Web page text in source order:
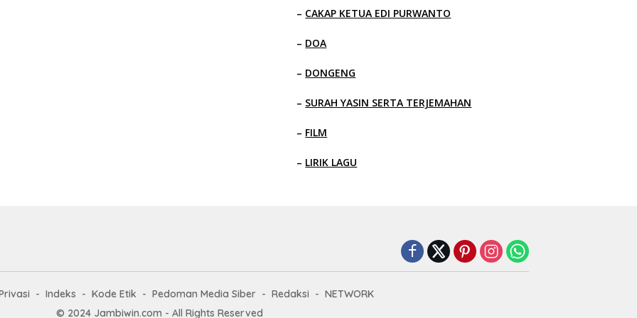
– CAKAP KETUA EDI PURWANTO
– DOA
– DONGENG
– SURAH YASIN SERTA TERJEMAHAN
– FILM
– LIRIK LAGU
Indeks Kode Etik Pedoman Media Siber Redaksi
NETWORK
© 2024 Jambiwin.com - All Rights Reserved